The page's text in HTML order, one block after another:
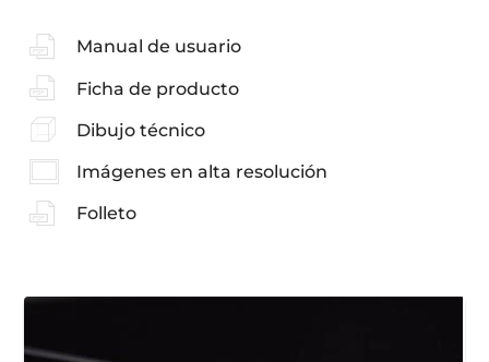
Manual de usuario
Ficha de producto
Dibujo técnico
Imágenes en alta resolución
Folleto